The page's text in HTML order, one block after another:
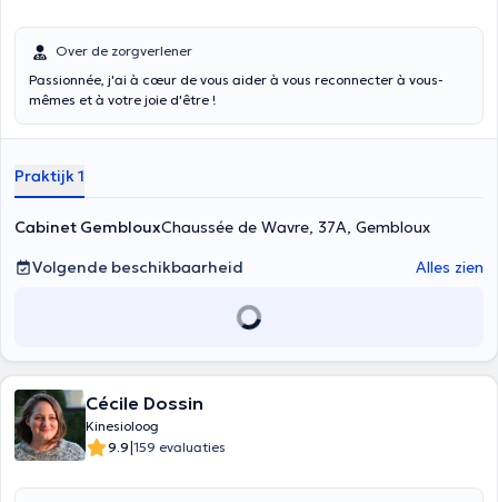
Over de zorgverlener
Passionnée, j'ai à cœur de vous aider à vous reconnecter à vous-
mêmes et à votre joie d'être !
Praktijk 1
Cabinet GemblouxChaussée de Wavre, 37A, Gembloux
Volgende beschikbaarheid
Alles zien
Cécile Dossin
Kinesioloog
9.9|159 evaluaties